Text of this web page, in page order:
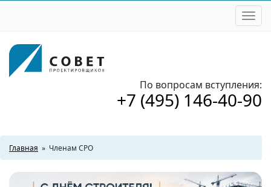
По вопросам вступления:
+7 (495) 146-40-90
Главная » Членам СРО